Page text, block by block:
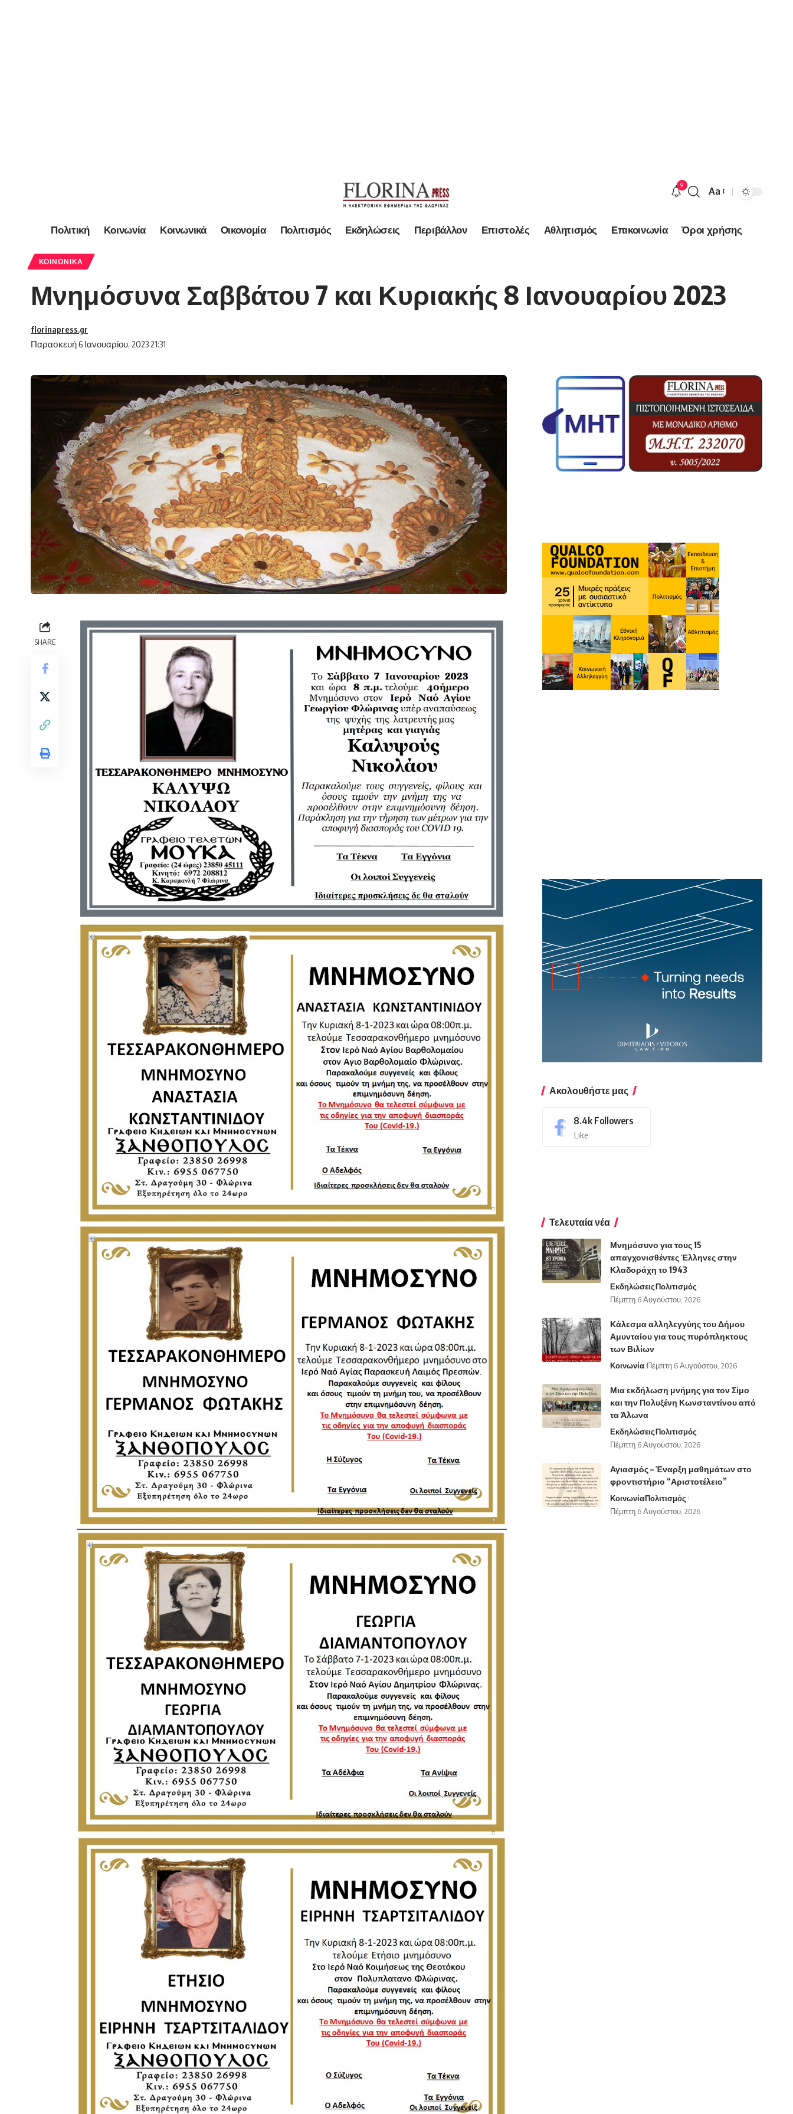
9
Font
Aa
Πολιτική Κοινωνία Κοινωνικά Οικονομία Πολιτισμός Εκδηλώσεις Περιβάλλον Επιστολές Αθλητισμός Επικοινωνία Όροι χρήσης
ΚΟΙΝΩΝΙΚΆ
Μνημόσυνα Σαββάτου 7 και Κυριακής 8 Ιανουαρίου 2023
Παρασκευή 6 Ιανουαρίου, 2023 21:31
florinapress.gr
SHARE
Ακολουθήστε μας
8.4k Followers
Like
Τελευταία νέα
Μνημόσυνο για τους 15
απαγχονισθέντες Έλληνες στην
Κλαδοράχη το 1943
ΕκδηλώσειςΠολιτισμός
Πέμπτη 6 Αυγούστου, 2026
Κάλεσμα αλληλεγγύης του Δήμου
Αμυνταίου για τους πυρόπληκτους
των Βιλίων
Κοινωνία Πέμπτη 6 Αυγούστου, 2026
Μια εκδήλωση μνήμης για τον Σίμο
και την Πολυξένη Κωνσταντίνου από
τα Άλωνα
ΕκδηλώσειςΠολιτισμός
Πέμπτη 6 Αυγούστου, 2026
Αγιασμός – Έναρξη μαθημάτων στο
φροντιστήριο “Αριστοτέλειο”
ΚοινωνίαΠολιτισμός
Πέμπτη 6 Αυγούστου, 2026